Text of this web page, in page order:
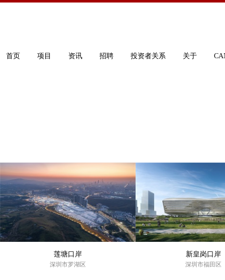
首页 项目 资讯 招聘 投资者关系 关于
莲塘口岸
深圳市罗湖区
新皇岗口岸
深圳市福田区